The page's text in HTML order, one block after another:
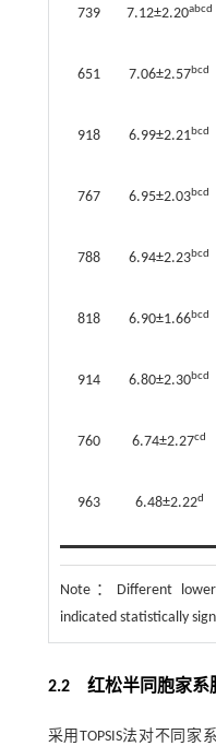
739 7.12±2.20abcd
651 7.06±2.57bcd
918 6.99±2.21bcd
767 6.95±2.03bcd
788 6.94±2.23bcd
818 6.90±1.66bcd
914 6.80±2.30bcd
760 6.74±2.27cd
963 6.48±2.22d
Note：
Different
indicated statistically
2.2红松半同胞家系
采用TOPSIS法对不同